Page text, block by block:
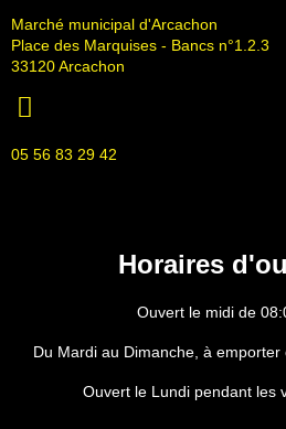
Marché municipal d'Arcachon
Place des Marquises - Bancs n°1.2.3
33120 Arcachon
05 56 83 29 42
Horaires
Ouvert le midi de
Du Mardi au Dimanche, à
Ouvert le Lundi pendant les